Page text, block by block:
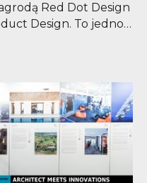
Red Dot Design
Design. To jedno z
wyróżnień w